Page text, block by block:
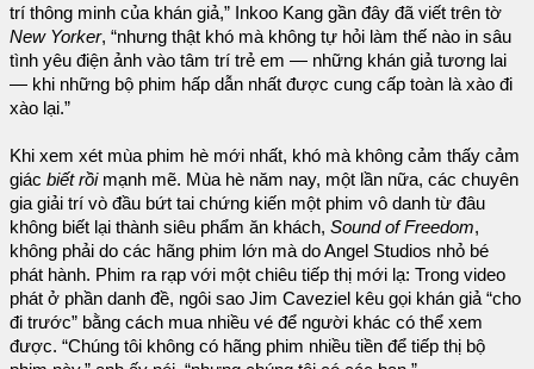
trí thông minh của khán giả,” Inkoo Kang gần đây đã viết trên tờ
New Yorker, “nhưng thật khó mà không tự hỏi làm thế nào in sâu
tình yêu điện ảnh vào tâm trí trẻ em — những khán giả tương lai
— khi những bộ phim hấp dẫn nhất được cung cấp toàn là xào đi
xào lại.”
Khi xem xét mùa phim hè mới nhất, khó mà không cảm thấy cảm
giác biết rồimạnh mẽ. Mùa hè năm nay, một lần nữa, các chuyên
gia giải trí vò đầu bứt tai chứng kiến một phim vô danh từ đâu
không biết lại thành siêu phẩm ăn khách, Sound of Freedom,
không phải do các hãng phim lớn mà do Angel Studios nhỏ bé
phát hành. Phim ra rạp với một chiêu tiếp thị mới lạ: Trong video
phát ở phần danh đề, ngôi sao Jim Caveziel kêu gọi khán giả “cho
đi trước” bằng cách mua nhiều vé để người khác có thể xem
được. “Chúng tôi không có hãng phim nhiều tiền để tiếp thị bộ